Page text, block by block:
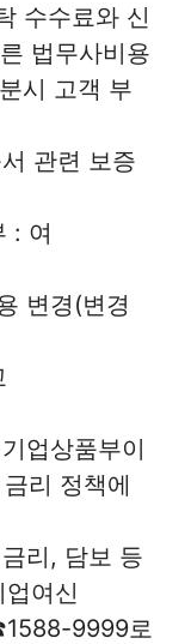
수수료와 신
법무사비용
시 고객 부
관련 보증
: 여
변경(변경
업상품부이
리 정책에
리, 담보 등
여신
9999로